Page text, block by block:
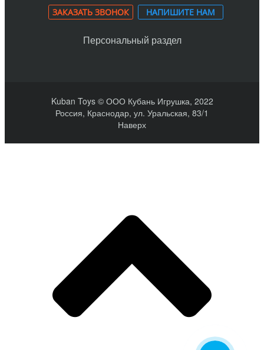
ЗАКАЗАТЬ ЗВОНОК НАПИШИТЕ НАМ
Персональный раздел
Kuban Toys © ООО Кубань Игрушка, 2022
Россия, Краснодар, ул. Уральская, 83/1
Наверх